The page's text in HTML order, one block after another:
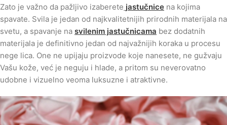
Zato je važno da pažljivo izaberete jastučnice na kojima
spavate. Svila je jedan od najkvalitetnijih prirodnih materijala na
svetu, a spavanje na svilenim jastučnicama bez dodatnih
materijala je definitivno jedan od najvažnijih koraka u procesu
nege lica. One ne upijaju proizvode koje nanesete, ne gužvaju
Vašu kože, već je neguju i hlade, a pritom su neverovatno
udobne i vizuelno veoma luksuzne i atraktivne.